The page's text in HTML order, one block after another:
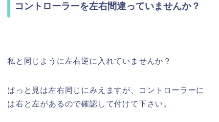
コントローラーを左右間違っていませんか？
私と同じように左右逆に入れていませんか？
ぱっと見は左右同じにみえますが、コントローラーに
は右と左があるので確認して付けて下さい。